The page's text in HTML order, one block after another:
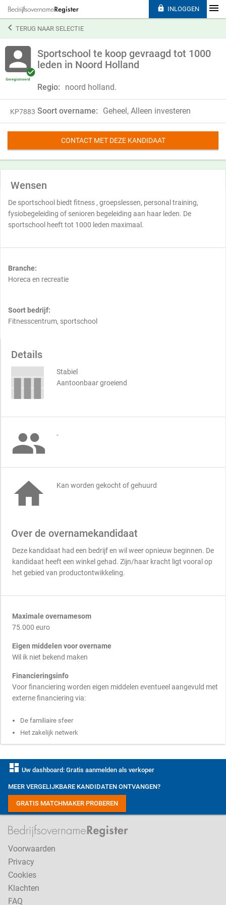
TERUG NAAR SELECTIE
Sportschool te koop gevraagd tot 1000
leden in Noord Holland
Regio: noord holland.
KP7883 Soort overname: Geheel, Alleen investeren
CONTACT MET DEZE KANDIDAAT
Wensen
De sportschool biedt fitness , groepslessen, personal training,
fysiobegeleiding of senioren begeleiding aan haar leden. De
sportschool heeft tot 1000 leden maximaal.
Branche:
Horeca en recreatie
Soort bedrijf:
Fitnesscentrum, sportschool
Details
Stabiel
Aantoonbaar groeiend
 -
 Kan worden gekocht of gehuurd
Over de overnamekandidaat
Deze kandidaat had een bedrijf en wil weer opnieuw beginnen. De
kandidaat heeft een winkel gehad. Zijn/haar kracht ligt vooral op
het gebied van productontwikkeling.
Maximale overnamesom
75.000 euro
Eigen middelen voor overname
Wil ik niet bekend maken
Financieringsinfo
Voor financiering worden eigen middelen eventueel aangevuld met
externe financiering via:
De familiaire sfeer
Het zakelijk netwerk
 INLOGGEN
dashboard Uw dashboard: Gratis aanmelden als verkoper
MEER VERGELIJKBARE KANDIDATEN ONTVANGEN?
GRATIS MATCHMAKER PROBEREN
Voorwaarden
Privacy
Cookies
Klachten
FAQ